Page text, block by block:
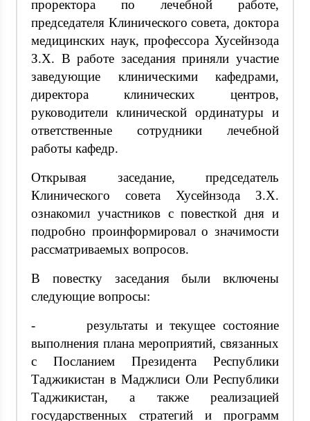
проректора по лечебной работе,
председателя Клинического совета, доктора
медицинских наук, профессора Хусейнзода
З.Х. В работе заседания приняли участие
заведующие клиническими кафедрами,
директора клинических центров,
руководители клинической ординатуры и
ответственные сотрудники лечебной
работы кафедр.
Открывая заседание, председатель
Клинического совета Хусейнзода З.Х.
ознакомил участников с повесткой дня и
подробно проинформировал о значимости
рассматриваемых вопросов.
В повестку заседания были включены
следующие вопросы:
- результаты и текущее состояние
выполнения плана мероприятий, связанных
с Посланием Президента Республики
Таджикистан в Маджлиси Оли Республики
Таджикистан, а также реализацией
государственных стратегий и программ